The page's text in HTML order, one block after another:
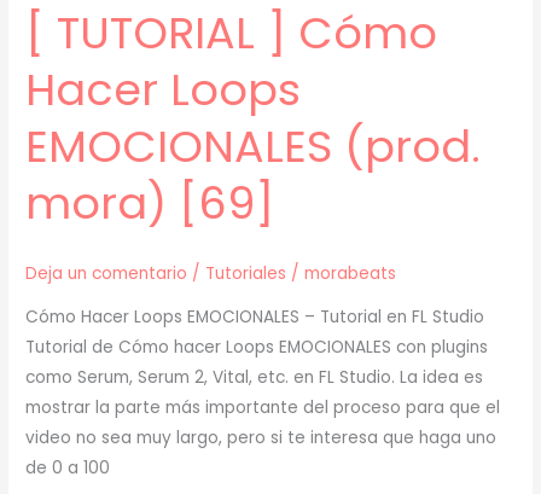
[ TUTORIAL ] Cómo
Hacer Loops
EMOCIONALES (prod.
mora) [69]
Deja un comentario / Tutoriales /morabeats
Cómo Hacer Loops EMOCIONALES – Tutorial en FL Studio
Tutorial de Cómo hacer Loops EMOCIONALES con plugins
como Serum, Serum 2, Vital, etc. en FL Studio. La idea es
mostrar la parte más importante del proceso para que el
video no sea muy largo, pero si te interesa que haga uno
de 0 a 100